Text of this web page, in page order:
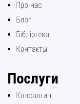
Про нас
Блог
Бібліотека
Контакты
Послуги
Консалтинг